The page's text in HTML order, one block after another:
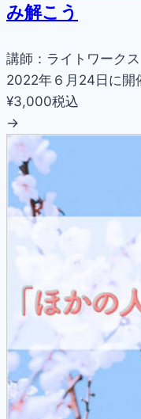
み解こう
講師：ライトワークス
2022年６月24日に開
¥3,000税込
→